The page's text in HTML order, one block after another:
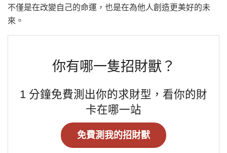
不僅是在改變自己的命運，也是在為他人創造更美好的未
來。
你有哪一隻招財獸？
1 分鐘免費測出你的求財型，看你的財
卡在哪一站
免費測我的招財獸